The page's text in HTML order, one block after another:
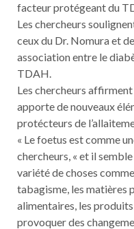
facteur protégeant du
Les chercheurs
ceux du Dr. Nomura et
association entre le
TDAH.
Les chercheurs
apporte de nouveaux
protécteurs de
« Le foetus est comme
chercheurs, « et il
variété de choses
tabagisme, les matières
alimentaires, les
provoquer des